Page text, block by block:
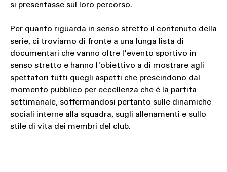
si presentasse sul loro percorso.
Per quanto riguarda in senso stretto il contenuto della
serie, ci troviamo di fronte a una lunga lista di
documentari che vanno oltre l'evento sportivo in
senso stretto e hanno l'obiettivo a di mostrare agli
spettatori tutti quegli aspetti che prescindono dal
momento pubblico per eccellenza che è la partita
settimanale, soffermandosi pertanto sulle dinamiche
sociali interne alla squadra, sugli allenamenti e sullo
stile di vita dei membri del club.